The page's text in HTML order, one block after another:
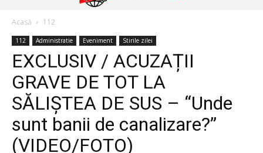
Acasă 112
112 Administratie Eveniment Stirile zilei
EXCLUSIV / ACUZAȚII
GRAVE DE TOT LA
SĂLIȘTEA DE SUS – “Unde
sunt banii de canalizare?”
(VIDEO/FOTO)